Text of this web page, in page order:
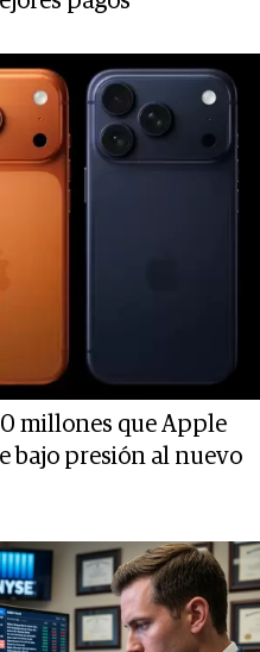
millones que Apple
bajo presión al nuevo